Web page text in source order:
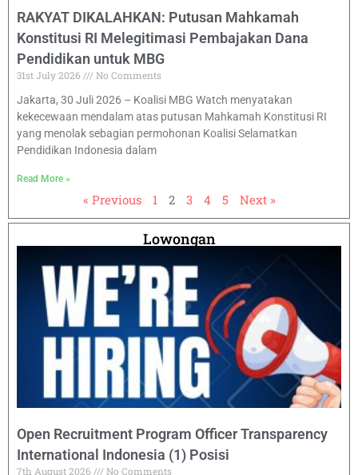
RAKYAT DIKALAHKAN: Putusan Mahkamah
Konstitusi RI Melegitimasi Pembajakan Dana
Pendidikan untuk MBG
31st July 2026
No Comments
Jakarta, 30 Juli 2026 – Koalisi MBG Watch menyatakan
kekecewaan mendalam atas putusan Mahkamah Konstitusi RI
yang menolak sebagian permohonan Koalisi Selamatkan
Pendidikan Indonesia dalam
Read More »
« Previous 1 2 3 4 5 Next »
Lowongan
Open Recruitment Program Officer Transparency
International Indonesia (1) Posisi
7th August 2026
No Comments